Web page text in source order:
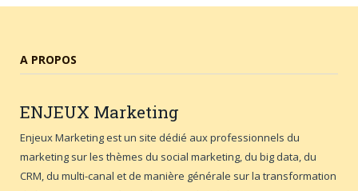
A PROPOS
ENJEUX Marketing
Enjeux Marketing est un site dédié aux professionnels du
marketing sur les thèmes du social marketing, du big data, du
CRM, du multi-canal et de manière générale sur la transformation